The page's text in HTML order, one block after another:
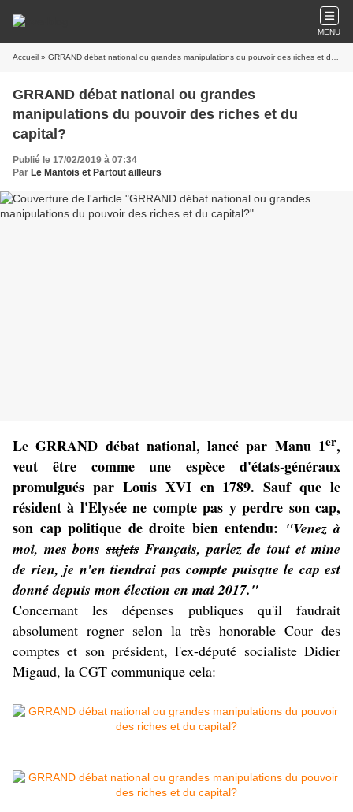
MENU
Accueil » GRRAND débat national ou grandes manipulations du pouvoir des riches et du capital?
GRRAND débat national ou grandes
manipulations du pouvoir des riches et du
capital?
Publié le 17/02/2019 à 07:34
Par Le Mantois et Partout ailleurs
Le GRRAND débat national, lancé par Manu 1er,
veut être comme une espèce d'états-généraux
promulgués par Louis XVI en 1789. Sauf que le
résident à l'Elysée ne compte pas y perdre son cap,
son cap politique de droite bien entendu: "Venez à
moi, mes bonssujetsFrançais, parlez de tout et mine
de rien, je n'en tiendrai pas compte puisque le cap est
donné depuis mon élection en mai 2017."
Concernant les dépenses publiques qu'il faudrait
absolument rogner selon la très honorable Cour des
comptes et son président, l'ex-député socialiste Didier
Migaud, la CGT communique cela: